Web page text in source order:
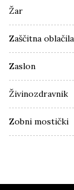
Žar
Zaščitna oblačila
Zaslon
Živinozdravnik
Zobni mostički